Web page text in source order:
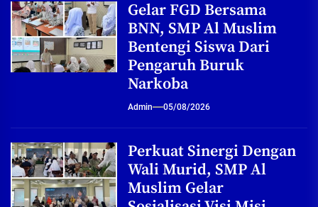
Gelar FGD Bersama
BNN, SMP Al Muslim
Bentengi Siswa Dari
Pengaruh Buruk
Narkoba
Admin 05/08/2026
Perkuat Sinergi Dengan
Wali Murid, SMP Al
Muslim Gelar